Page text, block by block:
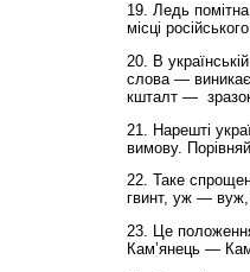
19. Ледь
місці
20. В
слова —
кшталт —
21. Нарешті
вимову.
22. Таке
гвинт, уж —
23. Це
Кам’янець —